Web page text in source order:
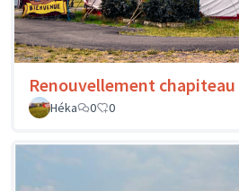
Renouvellement chapiteau
Héka
0 0